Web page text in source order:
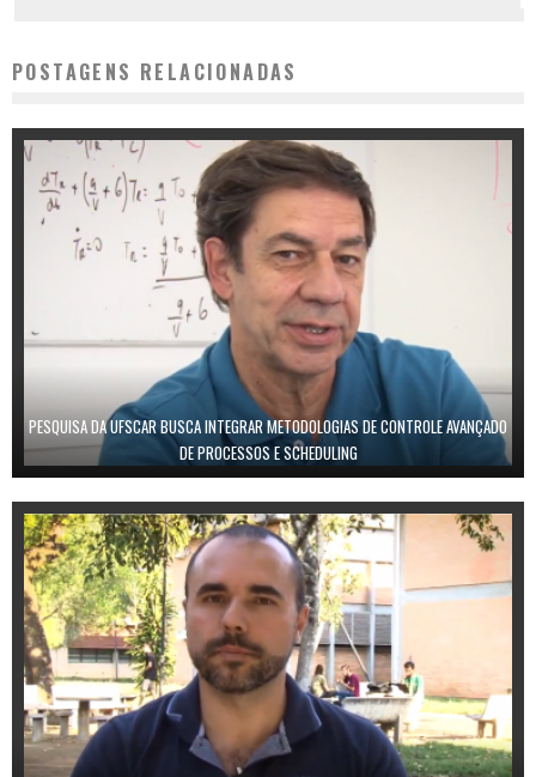
POSTAGENS RELACIONADAS
PESQUISA DA UFSCAR BUSCA INTEGRAR METODOLOGIAS DE CONTROLE AVANÇADO
DE PROCESSOS E SCHEDULING